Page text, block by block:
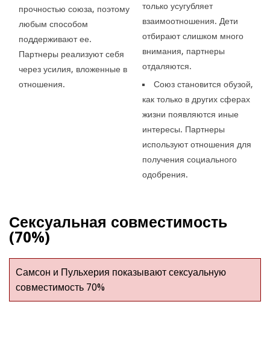
прочностью союза, поэтому
любым способом
поддерживают ее.
Партнеры реализуют себя
через усилия, вложенные в
отношения.
только усугубляет
взаимоотношения. Дети
отбирают слишком много
внимания, партнеры
отдаляются.
Союз становится обузой,
как только в других сферах
жизни появляются иные
интересы. Партнеры
используют отношения для
получения социального
одобрения.
Сексуальная совместимость
(70%)
Самсон и Пульхерия показывают сексуальную
совместимость 70%